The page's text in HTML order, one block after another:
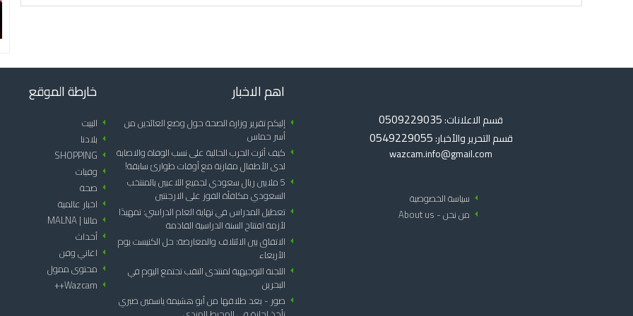
قسم الاعلانات: 0509229035
قسم التحرير والأخبار: 0549229055
wazcam.info@gmail.com
arrow_left سياسة الخصوصية
arrow_left من نحن - About us
اهم الاخبار
arrow_left إليكم تقرير وزارة الصحة حول وضع العائدين من
أسر حماس
arrow_left كيف أثرت الحرب الحالية على نسب الوفاة والاصابة
لدى الأطفال مقارنة مع أوقات طوارئ سابقة!
arrow_left 5 ملايين ريال سعودي لجميع اللاعبين بالمنتخب
السعودي مكافأة الفوز على الارجنتين
arrow_left تعطيل المدراس في نهاية العام الدراسي: تمهيدًا
لأزمة افتتاح السنة الدراسية القادمة
arrow_left الاتفاق بين الائتلاف والمعارضة: حل الكنيست يوم
الأربعاء
arrow_left اللجنة التوجيهية لمنتدى النقب تجتمع اليوم في
البحرين
arrow_left صور - بعد طلاقها من أبو هشيمة ياسمين صبري
خارطة الموقع
arrow_left البيت
arrow_left بلادنا
arrow_left
SHOPPING
arrow_left وفيات
arrow_left صحة
arrow_left اخبار عالمية
arrow_left مالنا | MALNA
arrow_leftأحداث
arrow_left اغاني وفن
arrow_left محتوى ممول
arrow_left
Wazcam++